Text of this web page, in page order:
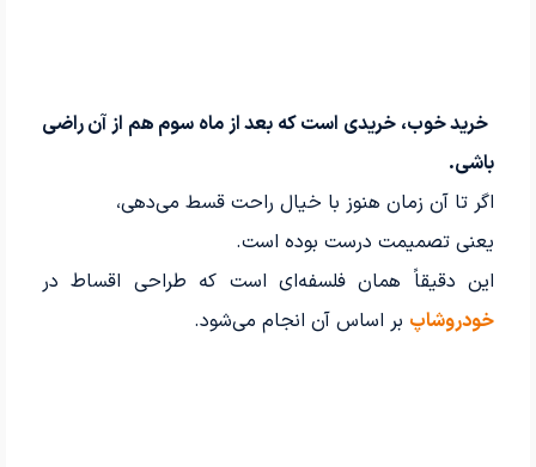
خرید خوب، خریدی است که بعد از ماه سوم هم از آن راضی
باشی.
اگر تا آن زمان هنوز با خیال راحت قسط می‌دهی،
یعنی تصمیمت درست بوده است.
این دقیقاً همان فلسفه‌ای است که طراحی اقساط در
خودروشاپ بر اساس آن انجام می‌شود.